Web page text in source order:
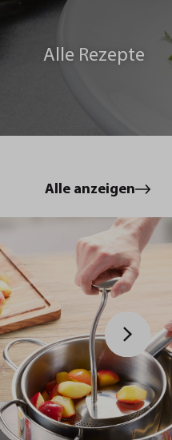
Alle Rezepte
Alle anzeigen